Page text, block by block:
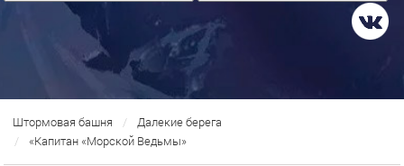
Штормовая башня
Далекие берега
«Капитан «Морской Ведьмы»